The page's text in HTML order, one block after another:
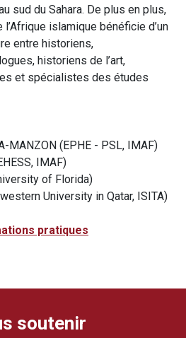
sud du Sahara. De plus en plus,
islamique bénéficie d’un
entre historiens,
historiens de l’art,
et spécialistes des études
MANZON (EPHE - PSL, IMAF)
IMAF)
of Florida)
University in Qatar, ISITA)
pratiques
soutenir